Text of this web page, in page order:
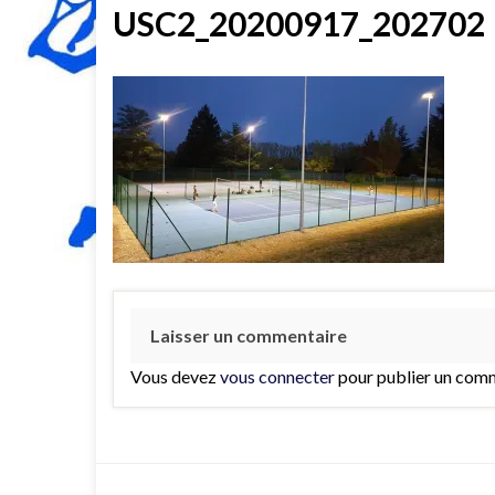
USC2_20200917_202702
Laisser un commentaire
Vous devezvous connecterpour publier un